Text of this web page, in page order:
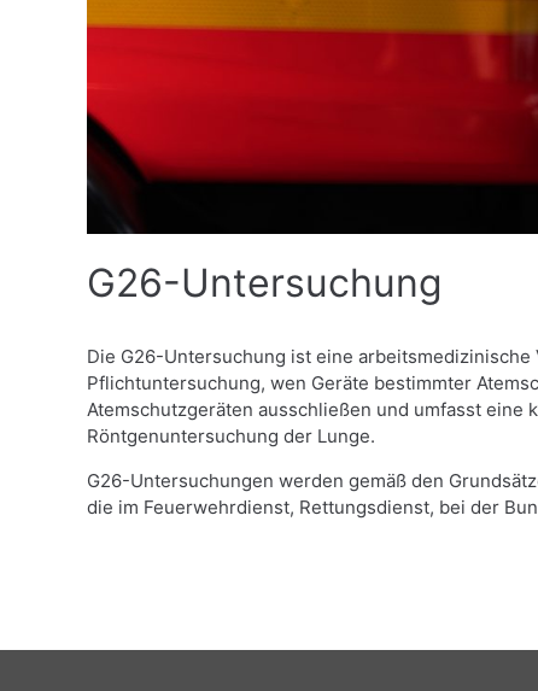
G26-Untersuchung
Die G26-Untersuchung ist eine
Pflichtuntersuchung, wen Geräte bestimmter
Atemschutzgeräten ausschließen und umfasst
Röntgenuntersuchung der Lunge.
G26-Untersuchungen werden gemäß den
die im Feuerwehrdienst, Rettungsdienst, bei der